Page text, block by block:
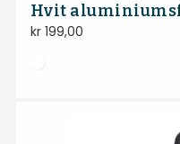
Hvit
kr199,00